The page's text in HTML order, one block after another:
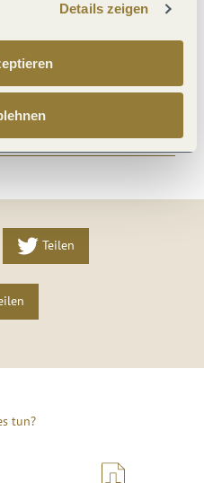
Details zeigen
Teilen
tun?